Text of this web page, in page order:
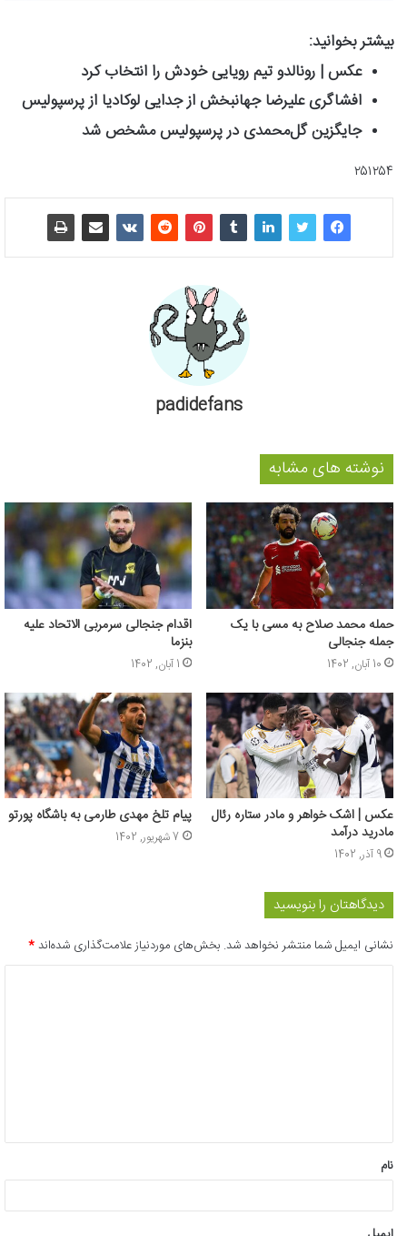
بیشتر بخوانید:
عکس | رونالدو تیم رویایی خودش را انتخاب کرد
افشاگری علیرضا جهانبخش از جدایی لوکادیا از پرسپولیس
جایگزین گل‌محمدی در پرسپولیس مشخص شد
۲۵۱۲۵۴
padidefans
نوشته های مشابه
حمله محمد صلاح به مسی با یک
جمله جنجالی
10 آبان, 1402
اقدام جنجالی سرمربی الاتحاد علیه
بنزما
1 آبان, 1402
عکس | اشک خواهر و مادر ستاره رئال
مادرید درآمد
9 آذر, 1402
پیام تلخ مهدی طارمی به باشگاه پورتو
7 شهریور, 1402
دیدگاهتان را بنویسید
نشانی ایمیل شما منتشر نخواهد شد. بخش‌های موردنیاز علامت‌گذاری شده‌اند*
*
نام